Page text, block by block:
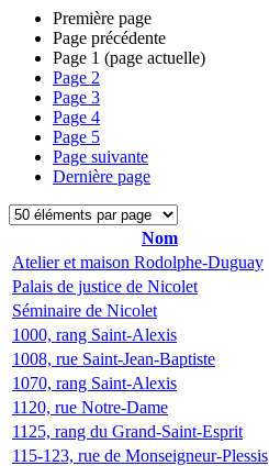
Première page
Page précédente
Page 1 (page actuelle)
Page 2
Page 3
Page 4
Page 5
Page suivante
Dernière page
Nom
Atelier et maison Rodolphe-Duguay
Palais de justice de Nicolet
Séminaire de Nicolet
1000, rang Saint-Alexis
1008, rue Saint-Jean-Baptiste
1070, rang Saint-Alexis
1120, rue Notre-Dame
1125, rang du Grand-Saint-Esprit
115-123, rue de Monseigneur-Plessis